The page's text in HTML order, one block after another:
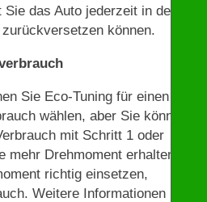
das Auto jederzeit in den
können.
Sie Eco-Tuning für einen
wählen, aber Sie können
mit Schritt 1 oder
Drehmoment erhalten.
richtig einsetzen,
Weitere Informationen